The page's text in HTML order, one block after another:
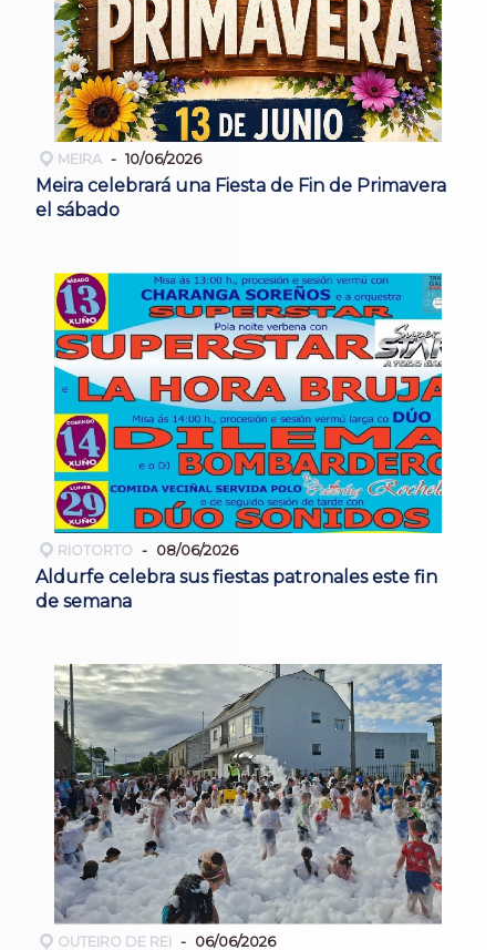
MEIRA 10/06/2026
Meira celebrará una Fiesta de Fin de Primavera
el sábado
RIOTORTO 08/06/2026
Aldurfe celebra sus fiestas patronales este fin
de semana
OUTEIRO DE REI 06/06/2026